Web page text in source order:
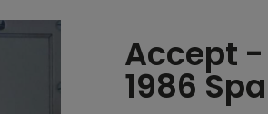
Accept -
1986